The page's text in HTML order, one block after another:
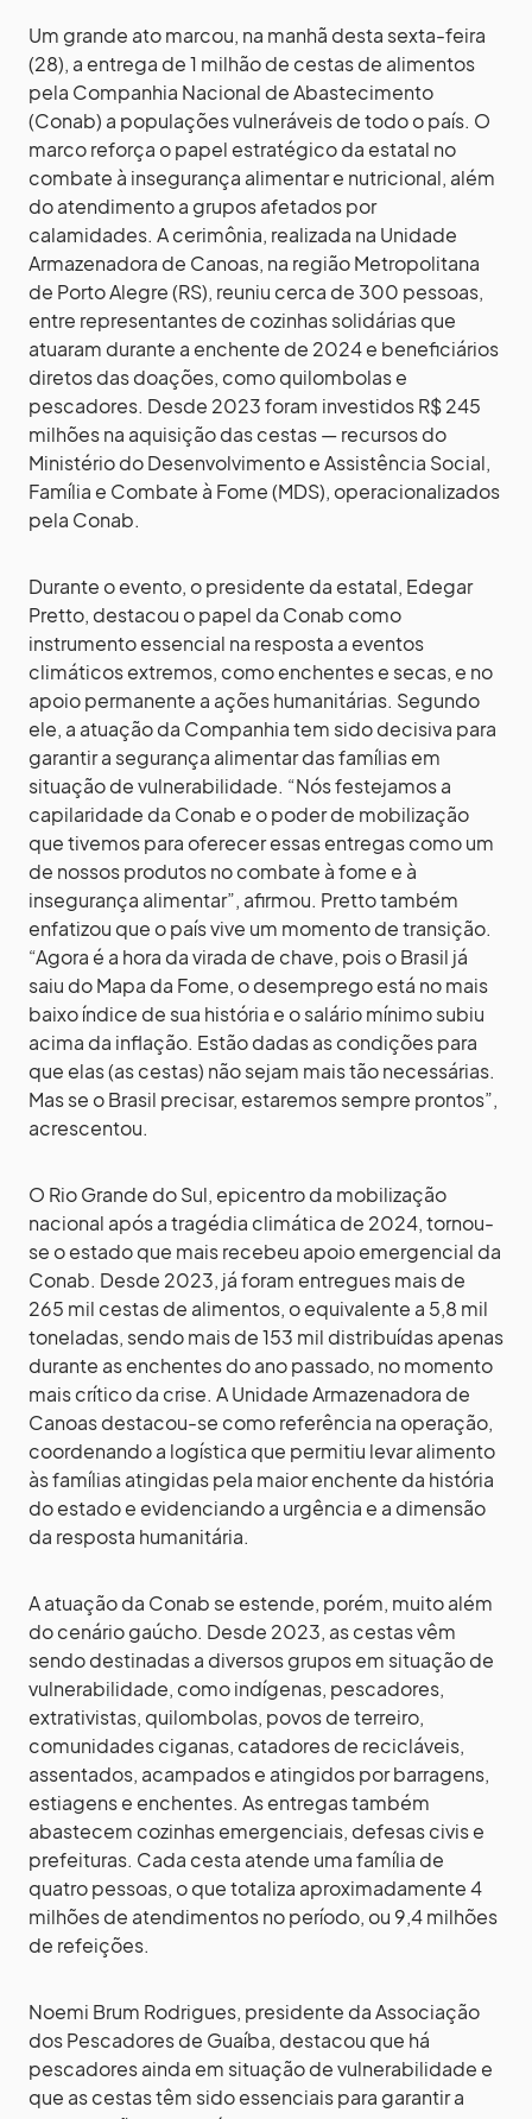
Um grande ato marcou, na manhã desta sexta-feira
(28), a entrega de 1 milhão de cestas de alimentos
pela Companhia Nacional de Abastecimento
(Conab) a populações vulneráveis de todo o país. O
marco reforça o papel estratégico da estatal no
combate à insegurança alimentar e nutricional, além
do atendimento a grupos afetados por
calamidades. A cerimônia, realizada na Unidade
Armazenadora de Canoas, na região Metropolitana
de Porto Alegre (RS), reuniu cerca de 300 pessoas,
entre representantes de cozinhas solidárias que
atuaram durante a enchente de 2024 e beneficiários
diretos das doações, como quilombolas e
pescadores. Desde 2023 foram investidos R$ 245
milhões na aquisição das cestas — recursos do
Ministério do Desenvolvimento e Assistência Social,
Família e Combate à Fome (MDS), operacionalizados
pela Conab.
Durante o evento, o presidente da estatal, Edegar
Pretto, destacou o papel da Conab como
instrumento essencial na resposta a eventos
climáticos extremos, como enchentes e secas, e no
apoio permanente a ações humanitárias. Segundo
ele, a atuação da Companhia tem sido decisiva para
garantir a segurança alimentar das famílias em
situação de vulnerabilidade. “Nós festejamos a
capilaridade da Conab e o poder de mobilização
que tivemos para oferecer essas entregas como um
de nossos produtos no combate à fome e à
insegurança alimentar”, afirmou. Pretto também
enfatizou que o país vive um momento de transição.
“Agora é a hora da virada de chave, pois o Brasil já
saiu do Mapa da Fome, o desemprego está no mais
baixo índice de sua história e o salário mínimo subiu
acima da inflação. Estão dadas as condições para
que elas (as cestas) não sejam mais tão necessárias.
Mas se o Brasil precisar, estaremos sempre prontos”,
acrescentou.
O Rio Grande do Sul, epicentro da mobilização
nacional após a tragédia climática de 2024, tornou-
se o estado que mais recebeu apoio emergencial da
Conab. Desde 2023, já foram entregues mais de
265 mil cestas de alimentos, o equivalente a 5,8 mil
toneladas, sendo mais de 153 mil distribuídas apenas
durante as enchentes do ano passado, no momento
mais crítico da crise. A Unidade Armazenadora de
Canoas destacou-se como referência na operação,
coordenando a logística que permitiu levar alimento
às famílias atingidas pela maior enchente da história
do estado e evidenciando a urgência e a dimensão
da resposta humanitária.
A atuação da Conab se estende, porém, muito além
do cenário gaúcho. Desde 2023, as cestas vêm
sendo destinadas a diversos grupos em situação de
vulnerabilidade, como indígenas, pescadores,
extrativistas, quilombolas, povos de terreiro,
comunidades ciganas, catadores de recicláveis,
assentados, acampados e atingidos por barragens,
estiagens e enchentes. As entregas também
abastecem cozinhas emergenciais, defesas civis e
prefeituras. Cada cesta atende uma família de
quatro pessoas, o que totaliza aproximadamente 4
milhões de atendimentos no período, ou 9,4 milhões
de refeições.
Noemi Brum Rodrigues, presidente da Associação
dos Pescadores de Guaíba, destacou que há
pescadores ainda em situação de vulnerabilidade e
que as cestas têm sido essenciais para garantir a